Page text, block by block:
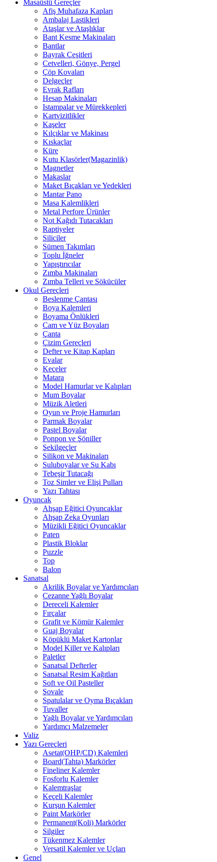
Masaüstü Gereçler
Afiş Muhafaza Kapları
Ambalaj Lastikleri
Ataşlar ve Ataşlıklar
Bant Kesme Makinaları
Bantlar
Bayrak Çeşitleri
Cetvelleri, Gönye, Pergel
Çöp Kovaları
Delgeçler
Evrak Rafları
Hesap Makinaları
Istampalar ve Mürekkepleri
Kartvizitlikler
Kaşeler
Kılçıklar ve Makinası
Kıskaçlar
Küre
Kutu Klasörler(Magazinlik)
Magnetler
Makaslar
Maket Bıçakları ve Yedekleri
Mantar Pano
Masa Kalemlikleri
Metal Perfore Ürünler
Not Kağıdı Tutacakları
Raptiyeler
Siliciler
Sümen Takımları
Toplu İğneler
Yapıştırıcılar
Zımba Makinaları
Zımba Telleri ve Sökücüler
Okul Gereçleri
Beslenme Çantası
Boya Kalemleri
Boyama Önlükleri
Cam ve Yüz Boyaları
Çanta
Çizim Gereçleri
Defter ve Kitap Kapları
Evalar
Keçeler
Matara
Model Hamurlar ve Kalıpları
Mum Boyalar
Müzik Aletleri
Oyun ve Proje Hamurları
Parmak Boyalar
Pastel Boyalar
Ponpon ve Şöniller
Şekilgeçler
Silikon ve Makinaları
Suluboyalar ve Su Kabı
Tebeşir Tutacağı
Toz Simler ve Elişi Pulları
Yazı Tahtası
Oyuncak
Ahşap Eğitici Oyuncaklar
Ahşap Zeka Oyunları
Müzikli Eğitici Oyuncaklar
Paten
Plastik Bloklar
Puzzle
Top
Balon
Sanatsal
Akrilik Boyalar ve Yardımcıları
Cezanne Yağlı Boyalar
Dereceli Kalemler
Fırçalar
Grafit ve Kömür Kalemler
Guaj Boyalar
Köpüklü Maket Kartonlar
Model Killer ve Kalıpları
Paletler
Sanatsal Defterler
Sanatsal Resim Kağıtları
Soft ve Oil Pasteller
Şovale
Spatulalar ve Oyma Bıçakları
Tuvaller
Yağlı Boyalar ve Yardımcıları
Yardımcı Malzemeler
Valiz
Yazı Gereçleri
Asetat(OHP/CD) Kalemleri
Board(Tahta) Markörler
Fineliner Kalemler
Fosforlu Kalemler
Kalemtraşlar
Keçeli Kalemler
Kurşun Kalemler
Paint Markörler
Permanent(Koli) Markörler
Silgiler
Tükenmez Kalemler
Versatil Kalemler ve Uçları
Genel